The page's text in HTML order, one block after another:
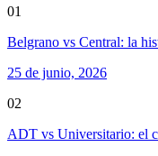
01
Belgrano vs Central: la
25 de junio, 2026
02
ADT vs Universitario: el